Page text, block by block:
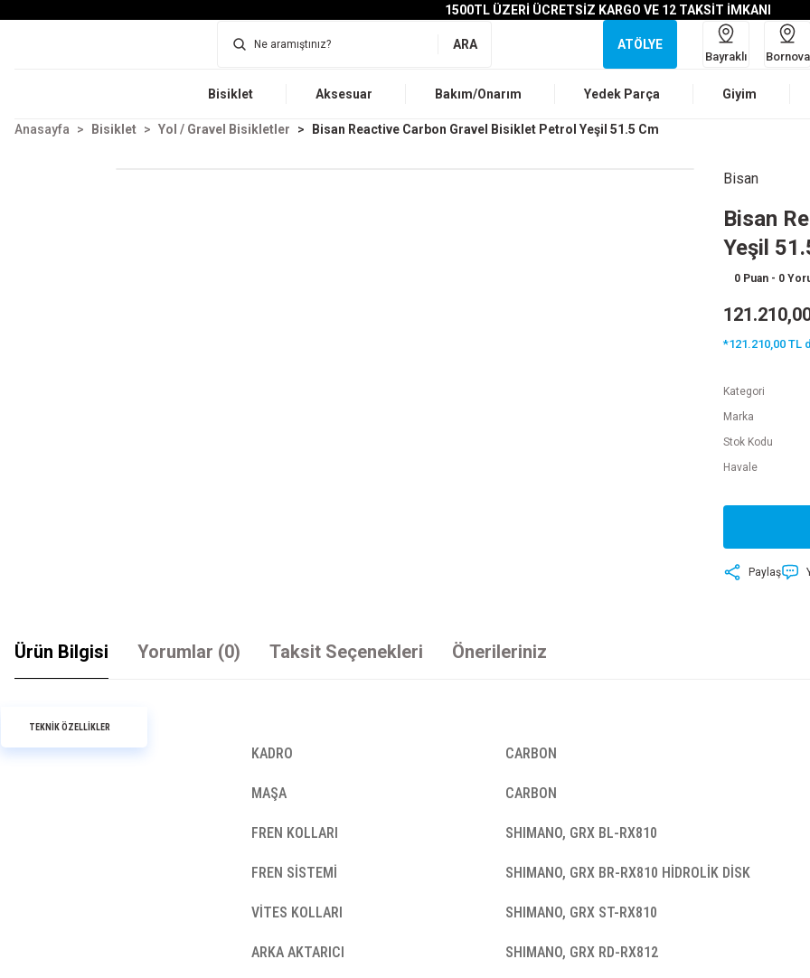
1500TL ÜZERİ ÜCRETSİZ KARGO VE 12 TAKSİT İMKANI
ARA ATÖLYE
Bayraklı Bornova
Bisiklet Aksesuar Bakım/Onarım Yedek Parça Giyim
Anasayfa Bisiklet Yol / Gravel Bisikletler Bisan Reactive Carbon Gravel Bisiklet Petrol Yeşil 51.5 Cm
Bisan
Bisan
Yeşil
0 Puan - 0
*121.210,00 TL
Kategori
Marka
Stok Kodu
Havale
Paylaş
Ürün Bilgisi Yorumlar (0) Taksit Seçenekleri Önerileriniz
TEKNİK ÖZELLİKLER
KADRO CARBON
MAŞA CARBON
FREN KOLLARI SHIMANO, GRX BL-RX810
FREN SİSTEMİ SHIMANO, GRX BR-RX810 HİDROLİK DİSK
VİTES KOLLARI SHIMANO, GRX ST-RX810
ARKA AKTARICI SHIMANO, GRX RD-RX812